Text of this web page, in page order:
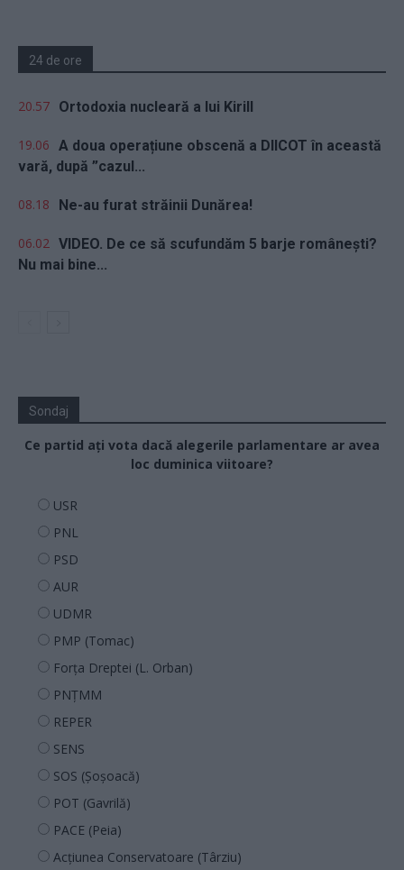
24 de ore
20.57 Ortodoxia nucleară a lui Kirill
19.06 A doua operațiune obscenă a DIICOT în această
vară, după ”cazul...
08.18 Ne-au furat străinii Dunărea!
06.02 VIDEO. De ce să scufundăm 5 barje românești?
Nu mai bine...
Sondaj
Ce partid ați vota dacă alegerile parlamentare ar avea
loc duminica viitoare?
USR
PNL
PSD
AUR
UDMR
PMP (Tomac)
Forța Dreptei (L. Orban)
PNȚMM
REPER
SENS
SOS (Șoșoacă)
POT (Gavrilă)
PACE (Peia)
Acțiunea Conservatoare (Târziu)